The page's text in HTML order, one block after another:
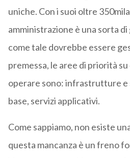
uniche. Con i suoi oltre
amministrazione è una sorta
come tale dovrebbe essere
premessa, le aree di priorità su
operare sono: infrastrutture e
base, servizi applicativi.
Come sappiamo, non esiste
questa mancanza è un freno